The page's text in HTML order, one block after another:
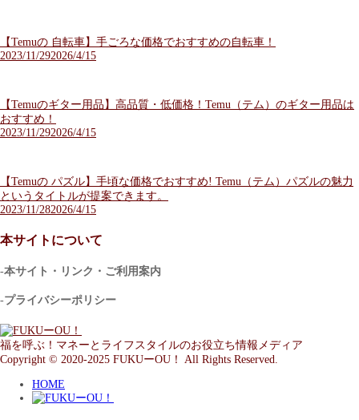
【Temuの 自転車】手ごろな価格でおすすめの自転車！
2023/11/292026/4/15
【Temuのギター用品】高品質・低価格！Temu（テム）のギター用品は
おすすめ！
2023/11/292026/4/15
【Temuの パズル】手頃な価格でおすすめ! Temu（テム）パズルの魅力
というタイトルが提案できます。
2023/11/282026/4/15
本サイトについて
-本サイト・リンク・ご利用案内
-プライバシーポリシー
福を呼ぶ！マネーとライフスタイルのお役立ち情報メディア
Copyright © 2020-2025 FUKUーOU！ All Rights Reserved.
HOME